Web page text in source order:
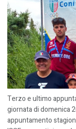
Terzo e ultimo
giornata di domenica
appuntamento